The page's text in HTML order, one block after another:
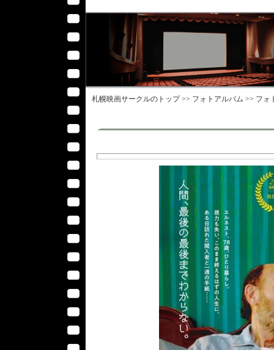
札幌映画サークルのトップ >> フォトアルバム >> フォ